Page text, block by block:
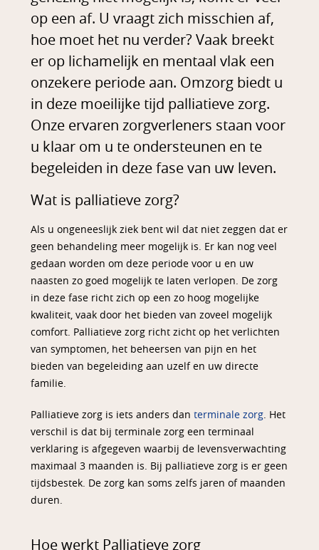
op een af. U vraagt zich misschien af,
hoe moet het nu verder? Vaak breekt
er op lichamelijk en mentaal vlak een
onzekere periode aan. Omzorg biedt u
in deze moeilijke tijd palliatieve zorg.
Onze ervaren zorgverleners staan voor
u klaar om u te ondersteunen en te
begeleiden in deze fase van uw leven.
Wat is palliatieve zorg?
Als u ongeneeslijk ziek bent wil dat niet zeggen dat er
geen behandeling meer mogelijk is. Er kan nog veel
gedaan worden om deze periode voor u en uw
naasten zo goed mogelijk te laten verlopen. De zorg
in deze fase richt zich op een zo hoog mogelijke
kwaliteit, vaak door het bieden van zoveel mogelijk
comfort. Palliatieve zorg richt zicht op het verlichten
van symptomen, het beheersen van pijn en het
bieden van begeleiding aan uzelf en uw directe
familie.
Palliatieve zorg is iets anders danterminale zorg. Het
verschil is dat bij terminale zorg een terminaal
verklaring is afgegeven waarbij de levensverwachting
maximaal 3 maanden is. Bij palliatieve zorg is er geen
tijdsbestek. De zorg kan soms zelfs jaren of maanden
duren.
Hoe werkt Palliatieve zorg